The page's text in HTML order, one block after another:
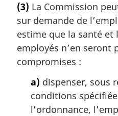
t
e
m
a
g
(3) La Commission
sur demande de
estime que la santé et
employés n’en seront
compromises :
a) dispenser, sous
conditions
l’ordonnance,